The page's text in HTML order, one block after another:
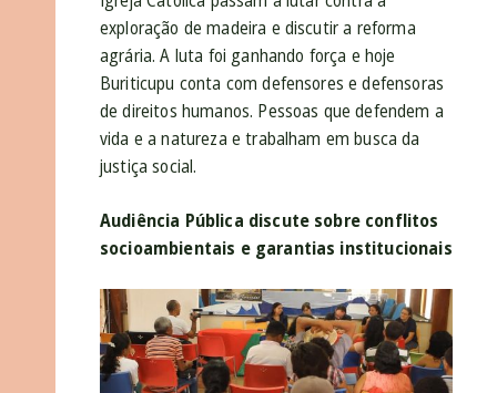
exploração de madeira e discutir a reforma
agrária. A luta foi ganhando força e hoje
Buriticupu conta com defensores e defensoras
de direitos humanos. Pessoas que defendem a
vida e a natureza e trabalham em busca da
justiça social.
Audiência Pública discute sobre conflitos
socioambientais e garantias institucionais